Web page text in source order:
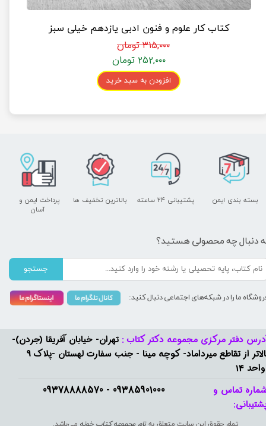
کتاب کار علوم و فنون ادبی یازدهم خیلی سبز
۳۱۵,۰۰۰ تومان
۲۵۲,۰۰۰ تومان
افزودن به سبد خرید
09385901000 - 09378888570​​​​​​​
دفتر مرکزی مجموعه دکتر کتاب : تهران- خیابان آفریقا (جردن)-
بالاتر از تقاطع میرداماد- کوچه مینا - جنب سفارت لهستان -پلاک 9
14
تماس و
پشتیبانی ۲۴ ساعته
پرداخت ایمن و ​​​​​​​
آسان
بسته بندی ایمن بالاترین تخفیف ها
دنبال چه محصولی هستید؟
جستجو
ما را در شبکه‌های اجتماعی دنبال کنید: